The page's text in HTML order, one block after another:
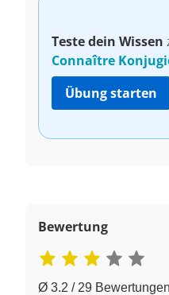
Teste dein Wissen
Connaître
Übung starten
Bewertung
Ø 3.2 / 29 Bewertungen